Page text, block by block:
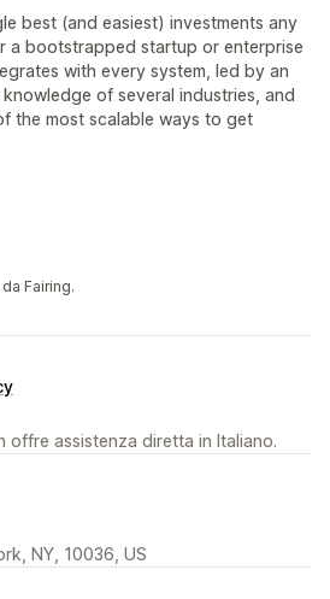
best (and easiest) investments any
a bootstrapped startup or enterprise
with every system, led by an
of several industries, and
the most scalable ways to get
Fairing.
offre assistenza diretta in Italiano.
NY, 10036, US